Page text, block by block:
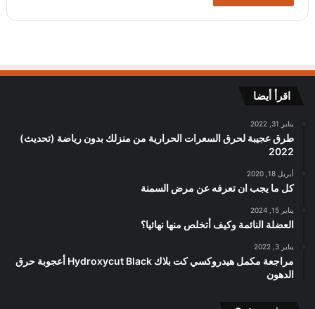
اقرأ أيضا
يناير 31, 2022
طرق عجيبة لحرق السعرات الحرارية من منزلك بدون رياضة (تحديث)
2022
أبريل 18, 2020
كل ما يجب ان تعرفه عن مرض السمنة
يناير 15, 2024
العضلة النائمة وكيف أتخلص منها نهائيا؟
يناير 3, 2022
مراجعة مكمل هيدروكسي كت بلاك Hydroxycut Black أعجوبة حرق
الدهون